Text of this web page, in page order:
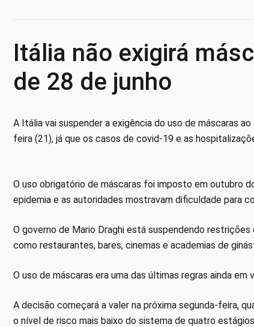
Itália não exigirá
de 28 de junho
A Itália vai suspender a exigência do uso de máscaras
feira (21), já que os casos de covid-19 e as
O uso obrigatório de máscaras foi imposto em outubro
epidemia e as autoridades mostravam dificuldade para
O governo de Mario Draghi está suspendendo
como restaurantes, bares, cinemas e academias de
O uso de máscaras era uma das últimas regras ainda
A decisão começará a valer na próxima segunda-feira,
o nível de risco mais baixo do sistema de quatro